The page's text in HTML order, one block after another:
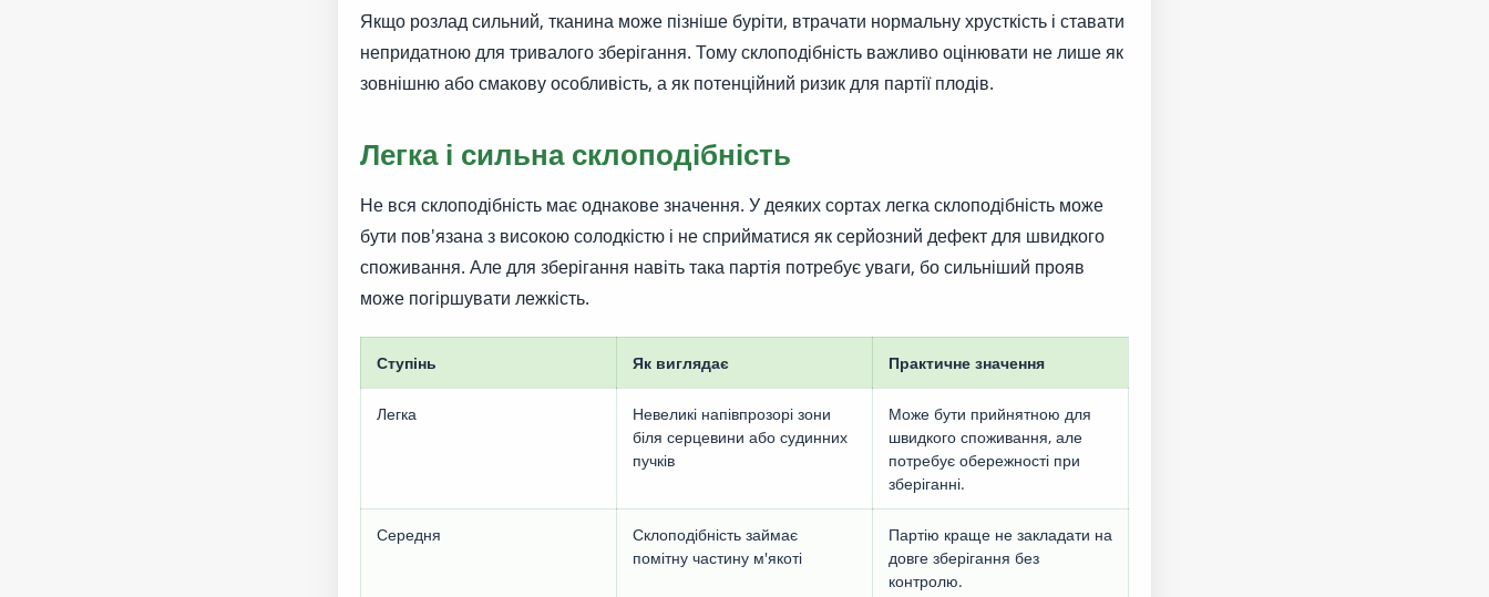
Якщо розлад сильний, тканина може пізніше буріти, втрачати нормальну хрусткість і ставати
непридатною для тривалого зберігання. Тому склоподібність важливо оцінювати не лише як
зовнішню або смакову особливість, а як потенційний ризик для партії плодів.
Легка і сильна склоподібність
Не вся склоподібність має однакове значення. У деяких сортах легка склоподібність може
бути пов'язана з високою солодкістю і не сприйматися як серйозний дефект для швидкого
споживання. Але для зберігання навіть така партія потребує уваги, бо сильніший прояв
може погіршувати лежкість.
Ступінь Як виглядає Практичне значення
Легка
Невеликі напівпрозорі зони
біля серцевини або судинних
пучків
Може бути прийнятною для
швидкого споживання, але
потребує обережності при
зберіганні.
Середня
Склоподібність займає
помітну частину м'якоті
Партію краще не закладати на
довге зберігання без
контролю.